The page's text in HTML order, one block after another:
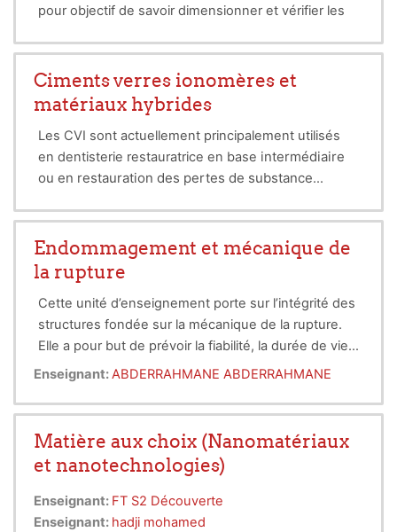
pour objectif de savoir dimensionner et vérifier les
structures en acier; notamment les boulons
ordinaires et à haute résistance (H.R).
Ciments verres ionomères et
matériaux hybrides
Les CVI sont actuellement principalement utilisés
en dentisterie restauratrice en base intermédiaire
ou en restauration des pertes de substance
l’assemblage définitif des éléments périphériques .
proposées en dentisterie restauratrice
(cavitéstunnels ou slots), en odontologie
pédiatrique (sealants et restaurations des
dentstemporaires, ou gériatrique (traitements
restaurateurs des caries radiculaires) , en
orthodontie (scellement des bagues et collage des
brackets), dans le cadre des restaurations
temporaires .
Endommagement et mécanique de
la rupture
Cette unité d’enseignement porte sur l’intégrité des
structures fondée sur la mécanique de la rupture.
Elle a pour but de prévoir la fiabilité, la durée de vie
et la sécurité des matériaux, des structures et des
les différents types et mécanismes physiques de
rupture sont présentés :
rupture fragile, rupture
ductile et transition ductile-fragile. La deuxième
partie concerne la mécanique linéaire élastique de la
rupture. Son objectif est d’exposer les bases de la
théorie de la rupture fragile pour la prédiction de la
Enseignant:ABDERRAHMANE ABDERRAHMANE
Matière aux choix (Nanomatériaux
et nanotechnologies)
Enseignant: FT S2 Découverte
Enseignant: hadji mohamed